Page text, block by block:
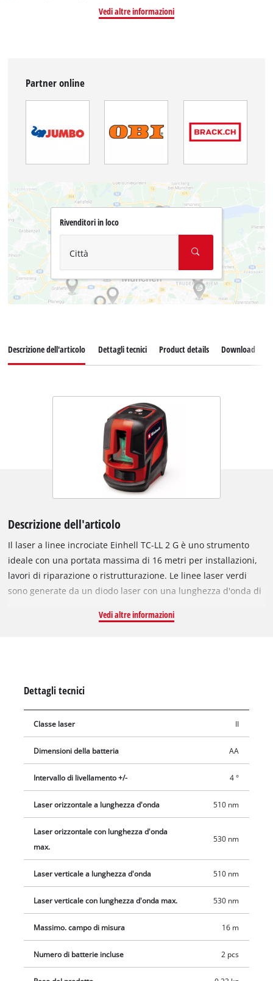
Vedi altre informazioni
Partner online
Rivenditori in loco
Città
Descrizione dell'articolo Dettagli tecnici Product details Download
Descrizione dell'articolo
Il laser a linee incrociate Einhell TC-LL 2 G è uno strumento
ideale con una portata massima di 16 metri per installazioni,
lavori di riparazione o ristrutturazione. Le linee laser verdi
sono generate da un diodo laser con una lunghezza d'onda di
ammonta a 0,5 mm/m. Il TC-LL 2 G proietta linee laser sia
incrociate. Questo laser autolivellante segnala un'inclinazione
superiore a 4° tramite un LED e ha un breve tempo di
allineamento inferiore a 5 secondi. Il laser a linee incrociate è
dispositivo di livellamento è dotato di una filettatura per
treppiede da 1/4", che consente un facile montaggio su vari
treppiedi. La superficie Softgrip garantisce una comoda
maneggevolezza. Il morsetto universale incluso è ideale per
fissare il laser a linee incrociate a tavoli, scaffali o simili. La
dotazione comprende anche una pratica borsa per riporre
due batterie AA. Non incluse.
Vedi altre informazioni
Dettagli tecnici
Classe laser II
Dimensioni della batteria AA
Intervallo di livellamento +/- 4 °
Laser orizzontale a lunghezza d'onda 510 nm
Laser orizzontale con lunghezza d'onda
max.
530 nm
Laser verticale a lunghezza d'onda 510 nm
Laser verticale con lunghezza d'onda max. 530 nm
Massimo. campo di misura 16 m
Numero di batterie incluse 2 pcs